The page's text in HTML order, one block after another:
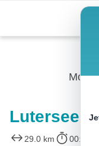
content
Lutersee
29.0 km 00:00 h